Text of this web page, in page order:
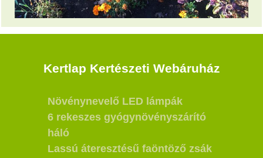
Kertlap Kertészeti Webáruház
Növénynevelő LED lámpák
6 rekeszes gyógynövényszárító
háló
Lassú áteresztésű faöntöző zsák